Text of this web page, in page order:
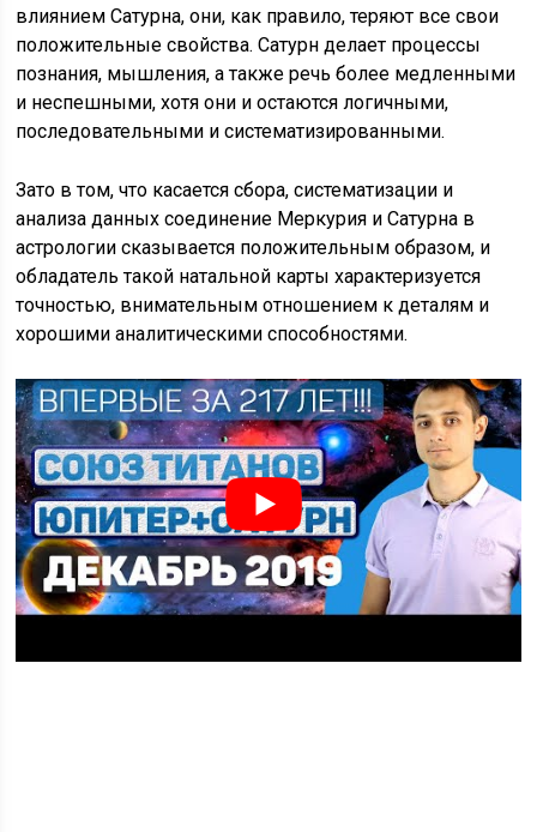
влиянием Сатурна, они, как правило, теряют все свои
положительные свойства. Сатурн делает процессы
познания, мышления, а также речь более медленными
и неспешными, хотя они и остаются логичными,
последовательными и систематизированными.
Зато в том, что касается сбора, систематизации и
анализа данных соединение Меркурия и Сатурна в
астрологии сказывается положительным образом, и
обладатель такой натальной карты характеризуется
точностью, внимательным отношением к деталям и
хорошими аналитическими способностями.